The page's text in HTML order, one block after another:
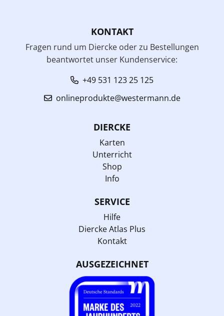
KONTAKT
Fragen rund um Diercke oder zu Bestellungen
beantwortet unser Kundenservice:
+49 531 123 25 125
onlineprodukte@westermann.de
DIERCKE
Karten
Unterricht
Shop
Info
SERVICE
Hilfe
Diercke Atlas Plus
Kontakt
AUSGEZEICHNET